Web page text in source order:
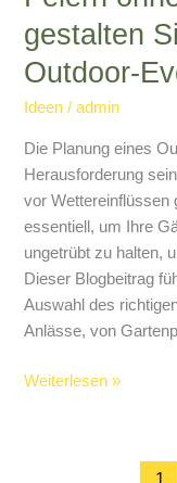
gestalten
Outdoor-
Ideen /admin
Die Planung eines
Herausforderung
vor Wettereinflüssen
essentiell, um Ihre
ungetrübt zu halten,
Dieser Blogbeitrag
Auswahl des
Anlässe, von
Weiterlesen »